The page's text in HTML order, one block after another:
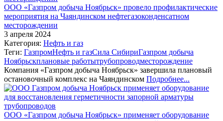
ООО «Газпром добыча Ноябрьск» провело профилактические
мероприятия на Чаяндинском нефтегазоконденсатном
месторождении
3 апреля 2024
Категория: Нефть и газ
Теги: ГазпромНефть и газСила СибириГазпром добыча
Ноябрьскплановые работытрубопроводместорождение
Компания «Газпром добыча Ноябрьск» завершила плановый
остановочный комплекс на Чаяндинском Подробнее...
ООО «Газпром добыча Ноябрьск» применяет оборудование